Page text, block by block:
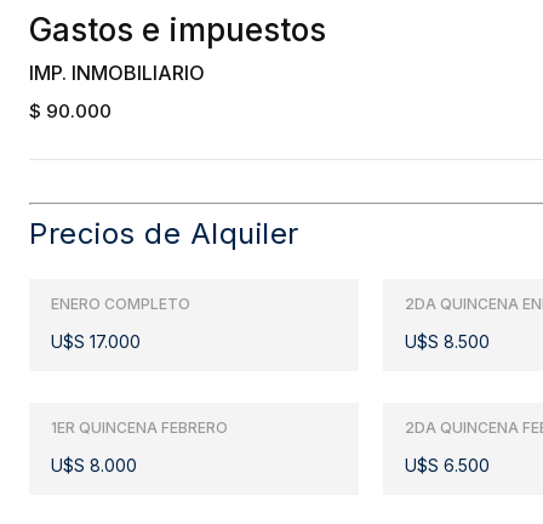
Gastos e impuestos
IMP. INMOBILIARIO
$ 90.000
Precios de Alquiler
ENERO COMPLETO
U$S 17.000
2DA QUINCENA
U$S 8.500
1ER QUINCENA FEBRERO
U$S 8.000
2DA QUINCENA
U$S 6.500